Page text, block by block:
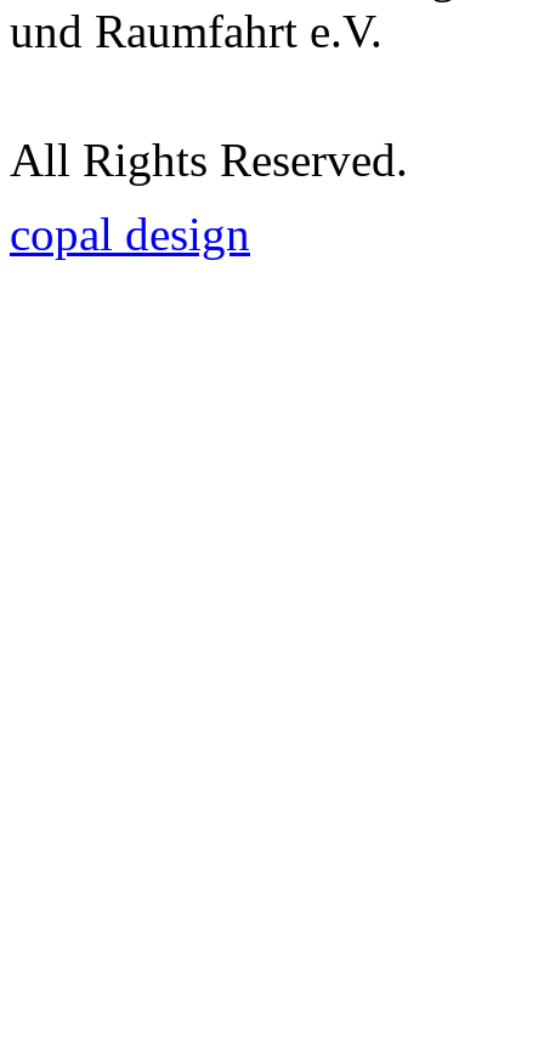
und Raumfahrt e.V.
All Rights Reserved.
copal design